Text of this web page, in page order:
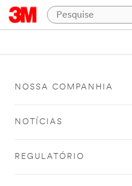
NOSSA COMPANHIA
NOTÍCIAS
REGULATÓRIO